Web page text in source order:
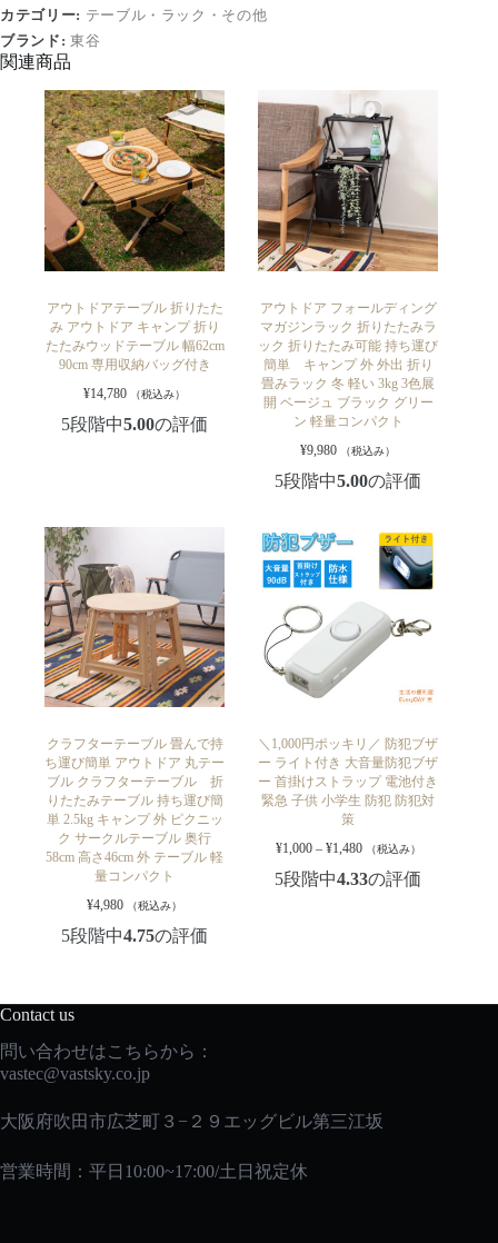
カテゴリー: テーブル・ラック・その他
ブランド: 東谷
関連商品
アウトドアテーブル 折りたた
み アウトドア キャンプ 折り
たたみウッドテーブル 幅62cm
90cm 専用収納バッグ付き
¥14,780 （税込み）
5段階中5.00の評価
アウトドア フォールディング
マガジンラック 折りたたみラ
ック 折りたたみ可能 持ち運び
簡単 キャンプ 外 外出 折り
畳みラック 冬 軽い 3kg 3色展
開 ベージュ ブラック グリー
ン 軽量コンパクト
¥9,980 （税込み）
5段階中5.00の評価
クラフターテーブル 畳んで持
ち運び簡単 アウトドア 丸テー
ブル クラフターテーブル 折
りたたみテーブル 持ち運び簡
単 2.5kg キャンプ 外 ピクニッ
ク サークルテーブル 奥行
58cm 高さ46cm 外 テーブル 軽
量コンパクト
¥4,980 （税込み）
5段階中4.75の評価
＼1,000円ポッキリ／ 防犯ブザ
ー ライト付き 大音量防犯ブザ
ー 首掛けストラップ 電池付き
緊急 子供 小学生 防犯 防犯対
策
¥1,000 – ¥1,480 （税込み）
5段階中4.33の評価
Contact us
問い合わせはこちらから：
vastec@vastsky.co.jp
大阪府吹田市広芝町３−２９エッグビル第三江坂
営業時間：平日10:00~17:00/土日祝定休